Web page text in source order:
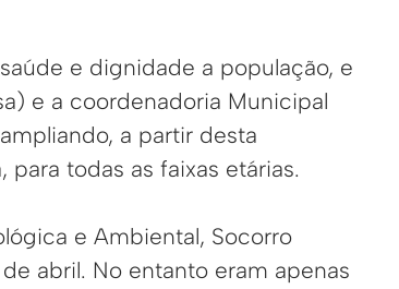
e dignidade a população, e
e a coordenadoria Municipal
a partir desta
todas as faixas etárias.
e Ambiental, Socorro
abril. No entanto eram apenas